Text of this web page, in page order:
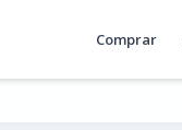
Comprar